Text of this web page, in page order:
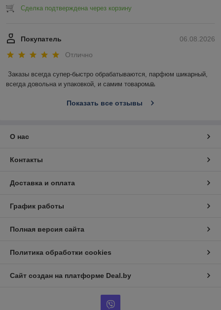
Сделка подтверждена через корзину
06.08.2026
Покупатель
Отлично
Заказы всегда супер-быстро обрабатываются, парфюм шикарный,
всегда довольна и упаковкой, и самим товаром🙏
Показать все отзывы
О нас
Контакты
Доставка и оплата
График работы
Полная версия сайта
Политика обработки cookies
Сайт создан на платформе Deal.by